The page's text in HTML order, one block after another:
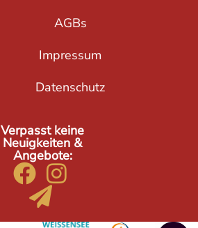
AGBs
Impressum
Datenschutz
Verpasst keine
Neuigkeiten &
Angebote: